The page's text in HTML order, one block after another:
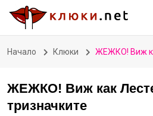
Начало Клюки ЖЕЖКО! Виж как
ЖЕЖКО! Виж как
тризначките